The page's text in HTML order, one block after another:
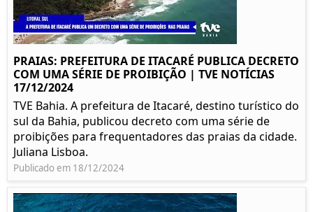
PRAIAS: PREFEITURA DE ITACARÉ PUBLICA DECRETO
COM UMA SÉRIE DE PROIBIÇÃO | TVE NOTÍCIAS
17/12/2024
TVE Bahia. A prefeitura de Itacaré, destino turístico do
sul da Bahia, publicou decreto com uma série de
proibições para frequentadores das praias da cidade.
Juliana Lisboa.
Publicado em 18/12/2024